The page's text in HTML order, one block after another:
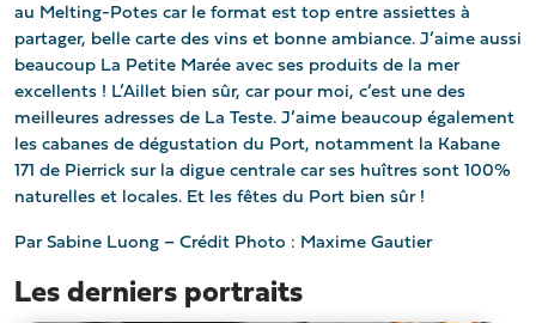
au Melting-Potes car le format est top entre assiettes à
partager, belle carte des vins et bonne ambiance. J’aime aussi
beaucoup La Petite Marée avec ses produits de la mer
excellents ! L’Aillet bien sûr, car pour moi, c’est une des
meilleures adresses de La Teste. J’aime beaucoup également
les cabanes de dégustation du Port, notamment la Kabane
171 de Pierrick sur la digue centrale car ses huîtres sont 100%
naturelles et locales. Et les fêtes du Port bien sûr !
Par Sabine Luong – Crédit Photo : Maxime Gautier
Les derniers portraits